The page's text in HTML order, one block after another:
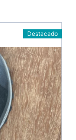
Destacado